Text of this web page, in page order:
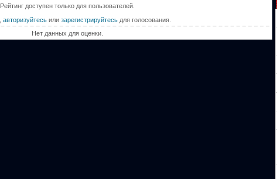
Рейтинг доступен только для пользователей.
авторизуйтесь или зарегистрируйтесь для голосования.
Нет данных для оценки.